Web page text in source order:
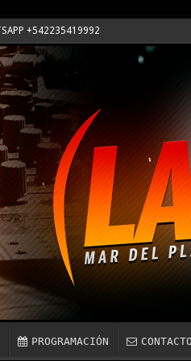
+542235419992
PROGRAMACIÓN